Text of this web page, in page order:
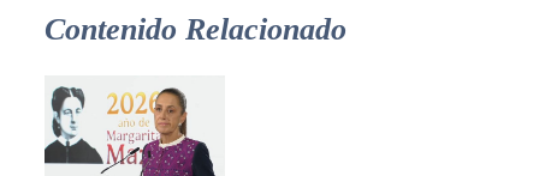
Contenido Relacionado